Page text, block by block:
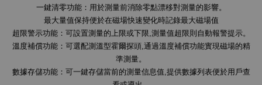
一鍵清零功能：用於測量前消除零點漂移對測量的影響。
最大量值保持便於在磁場快速變化時記錄最大磁場值
超限警示功能：可設置測量的上限或下限,測量值超限則自動報警提示。
溫度補償功能：可選配測溫型霍爾探頭,通過溫度補償功能實現磁場的精
準測量。
數據存儲功能：可一鍵存儲當前的測量信息值,提供數據列表便於用戶查